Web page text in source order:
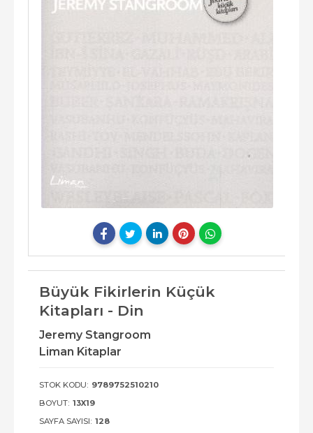
Büyük Fikirlerin Küçük
Kitapları - Din
Jeremy Stangroom
Liman Kitaplar
STOK KODU: 9789752510210
BOYUT: 13X19
SAYFA SAYISI: 128